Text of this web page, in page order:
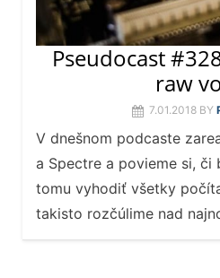
Pseudocast
raw
7.01.2018 BY
V dnešnom podcaste
a Spectre a povieme si, či
tomu vyhodiť všetky
takisto rozčúlime nad